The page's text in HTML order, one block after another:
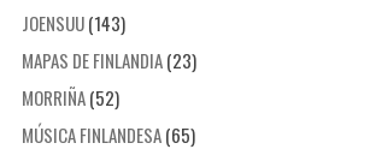
JOENSUU(143)
MAPAS DE FINLANDIA(23)
MORRIÑA(52)
MÚSICA FINLANDESA(65)